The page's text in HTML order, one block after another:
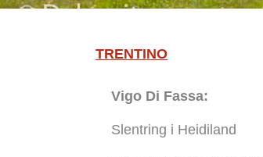
TRENTINO
Vigo Di Fassa:
Slentring i Heidiland